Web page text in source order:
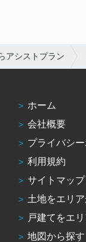
アシストプラン
ホーム
会社概要
プライバシ
利用規約
サイトマップ
土地をエリ
戸建てをエ
地図から探す